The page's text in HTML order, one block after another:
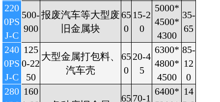
220
0PS
J-C
500-
900
报废汽车等大型废
旧金属块
65
0
15-2
0
5000*
4500*
4300
35-
65
240
0PS
J-C
125
0-22
50
大型金属打包料、
汽车壳
65
0
20-4
5
6300*
4800*
4500
85-
12
0
280 160
6570-1
6400* 14